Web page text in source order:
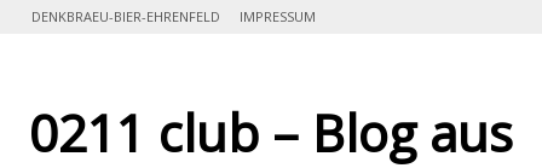
SkipDENKBRAEU-BIER-EHRENFELD IMPRESSUM
0211 club – Blog aus